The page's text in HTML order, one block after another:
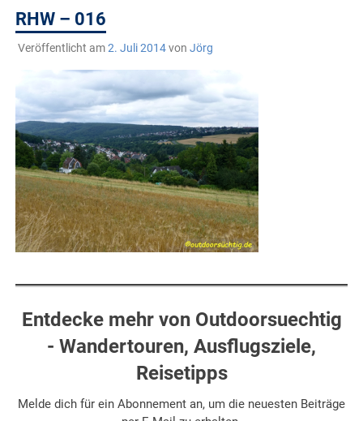
RHW – 016
Veröffentlicht am2. Juli 2014von Jörg
Entdecke mehr von Outdoorsuechtig
- Wandertouren, Ausflugsziele,
Reisetipps
Melde dich für ein Abonnement an, um die neuesten Beiträge